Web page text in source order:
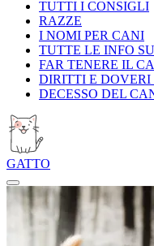
TUTTI I CONSIGLI
RAZZE
I NOMI PER CANI
TUTTE LE INFO
FAR TENERE IL
DIRITTI E DOVERI
DECESSO DEL
GATTO